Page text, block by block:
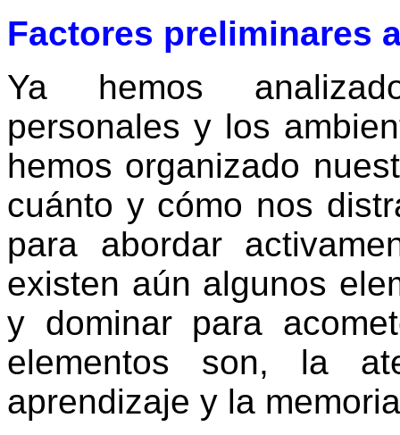
Factores preliminares
Ya hemos
personales y los
hemos organizado
cuánto y cómo nos
para abordar
existen aún algunos
y dominar para
elementos son, la
aprendizaje y la